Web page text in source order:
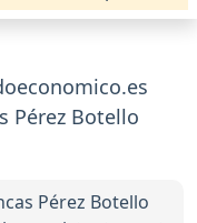
Pérez Botello
Pérez Botello